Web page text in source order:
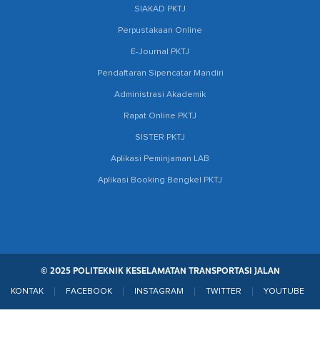
SIAKAD PKTJ
Perpustakaan Online
E-Journal PKTJ
Pendaftaran Sipencatar Mandiri
Administrasi Akademik
Rapat Online PKTJ
SISTER PKTJ
Aplikasi Peminjaman LAB
Aplikasi Booking Bengkel PKTJ
© 2025 POLITEKNIK KESELAMATAN TRANSPORTASI JALAN
KONTAK FACEBOOK INSTAGRAM TWITTER YOUTUBE